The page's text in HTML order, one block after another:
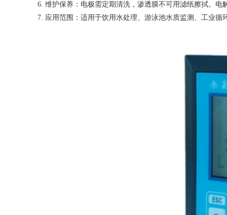
6. 维护保养：电极需定期清洗，渗透膜不可用滤纸擦拭。电
7. 应用范围：适用于饮用水处理、游泳池水质监测、工业